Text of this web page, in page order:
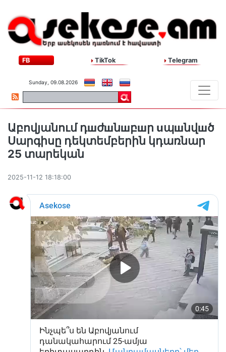
FB TikTok Telegram
Sunday, 09.08.2026
Աբովյանում դшժшնшբшր uպшնվшծ
Սարգիսը դեկտեմբերին կդառնար
25 տարեկան
2025-11-12 18:18:00